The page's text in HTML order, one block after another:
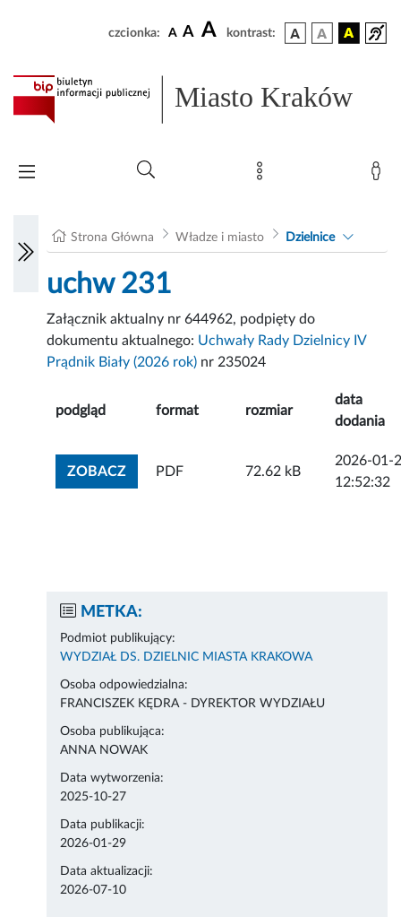
czcionka: A A A kontrast:
Miasto Kraków
Strona Główna Władze i miasto Dzielnice
uchw 231
Załącznik aktualny nr 644962, podpięty do
dokumentu aktualnego: Uchwały Rady Dzielnicy IV
Prądnik Biały (2026 rok) nr 235024
podgląd format rozmiar
data
dodania
ZOBACZZOBACZ ZAŁĄCZNIK
PDF 72.62 kB
2026-01-
12:52:32
METKA:
Podmiot publikujący:
WYDZIAŁ DS. DZIELNIC MIASTA KRAKOWA
Osoba odpowiedzialna:
FRANCISZEK KĘDRA - DYREKTOR WYDZIAŁU
Osoba publikująca:
ANNA NOWAK
Data wytworzenia:
2025-10-27
Data publikacji:
2026-01-29
Data aktualizacji:
2026-07-10